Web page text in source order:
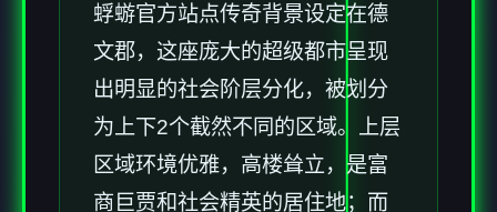
蜉蝣官方站点传奇背景设定在德
文郡，这座庞大的超级都市呈现
出明显的社会阶层分化，被划分
为上下2个截然不同的区域。上层
区域环境优雅，高楼耸立，是富
商巨贾和社会精英的居住地；而